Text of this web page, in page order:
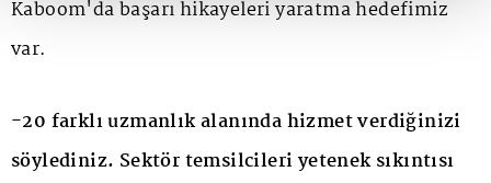
Kaboom'da başarı hikayeleri yaratma hedefimiz
var.
-20 farklı uzmanlık alanında hizmet verdiğinizi
söylediniz. Sektör temsilcileri yetenek sıkıntısı